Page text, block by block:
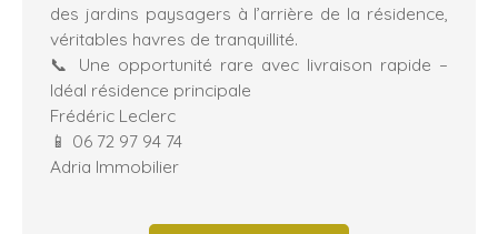
des jardins paysagers à l’arrière de la résidence,
véritables havres de tranquillité.
📞 Une opportunité rare avec livraison rapide –
Idéal résidence principale
Frédéric Leclerc
📱 06 72 97 94 74
Adria Immobilier